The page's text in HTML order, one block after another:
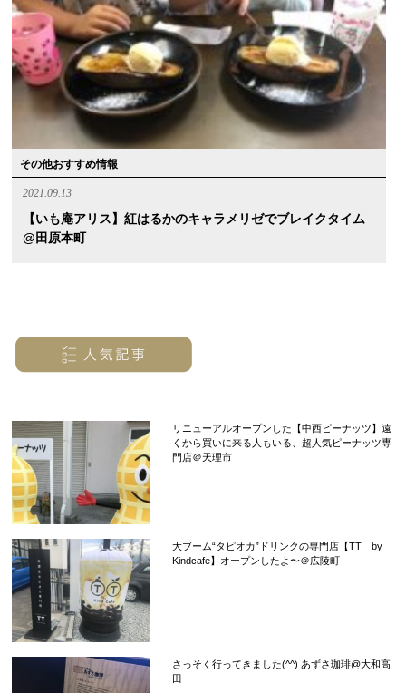
その他おすすめ情報
2021.09.13
【いも庵アリス】紅はるかのキャラメリゼでブレイクタイム
@田原本町
リニューアルオープンした【中西ピーナッツ】遠
くから買いに来る人もいる、超人気ピーナッツ専
門店＠天理市
大ブーム“タピオカ”ドリンクの専門店【TT by
Kindcafe】オープンしたよ〜＠広陵町
さっそく行ってきました(^^) あずさ珈琲@大和高
田